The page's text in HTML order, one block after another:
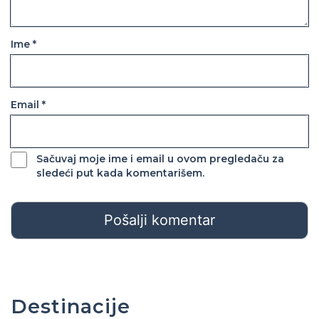
Ime *
Email *
Sačuvaj moje ime i email u ovom pregledaču za
sledeći put kada komentarišem.
Destinacije